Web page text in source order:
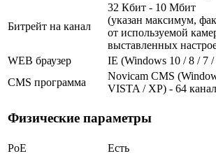
Битрейт на канал
32 Кбит - 10 Мбит
(указан максимум,
от используемой
выставленных
WEB браузер
IE (Windows 10 / 8 / 7
CMS программа
Novicam CMS
VISTA / XP) - 64
Физические параметры
PoE Есть